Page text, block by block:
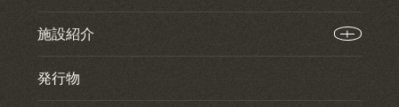
施設紹介
発行物